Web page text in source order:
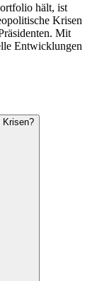
hält, ist
Krisen
Mit
Entwicklungen
Krisen?